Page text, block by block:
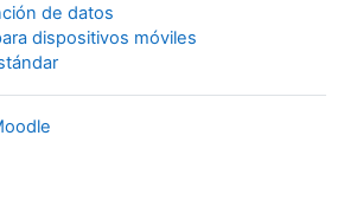
de datos
dispositivos móviles